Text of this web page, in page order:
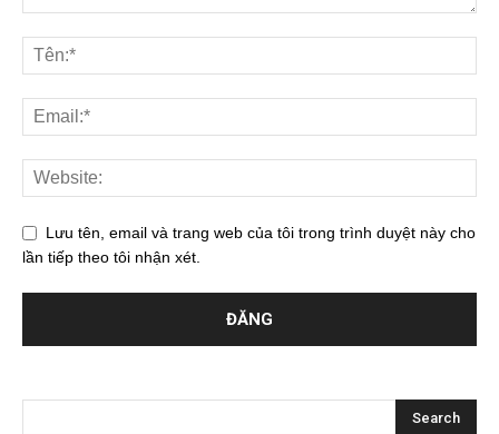
Lưu tên, email và trang web của tôi trong trình duyệt này cho
lần tiếp theo tôi nhận xét.